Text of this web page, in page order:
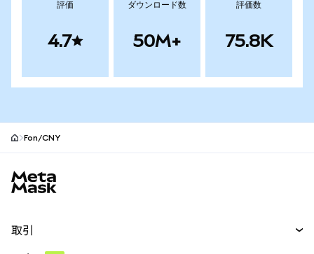
評価
4.7
ダウンロード数
50M+
評価数
75.8K
Fon/CNY
取引